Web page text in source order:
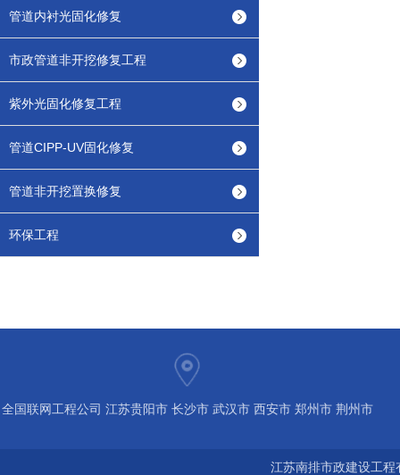
管道内衬光固化修复
市政管道非开挖修复工程
紫外光固化修复工程
管道CIPP-UV固化修复
管道非开挖置换修复
环保工程
全国联网工程公司 江苏贵阳市 长沙市 武汉市 西安市 郑州市 荆州市
江苏南排市政建设工